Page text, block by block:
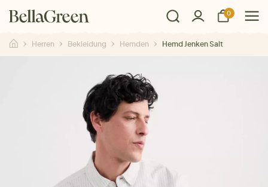
0
Herren Bekleidung Hemden Hemd Jenken Salt